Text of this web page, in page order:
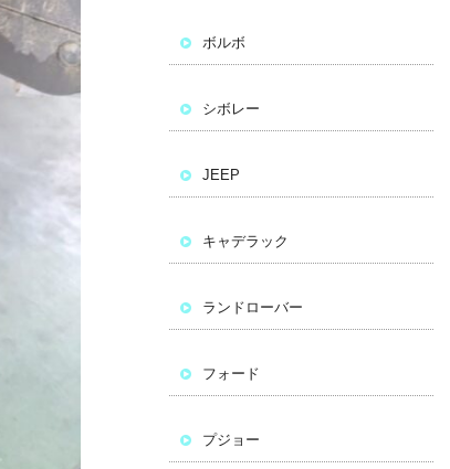
ボルボ
シボレー
JEEP
キャデラック
ランドローバー
フォード
プジョー